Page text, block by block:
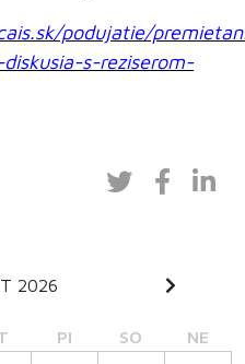
podujatie/
s-reziserom-
2026
PI SO NE